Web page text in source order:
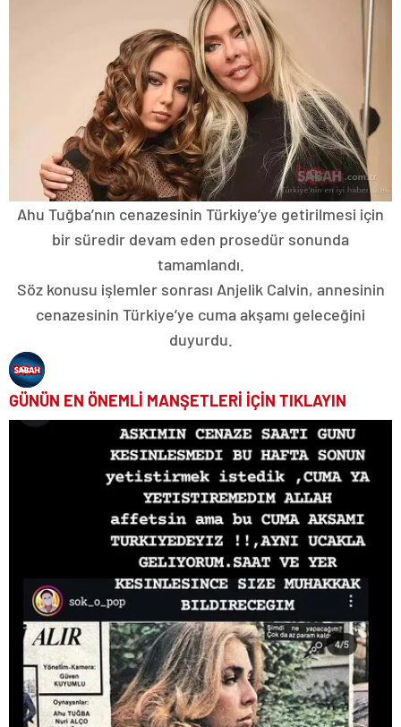
Ahu Tuğba’nın cenazesinin Türkiye’ye getirilmesi için
bir süredir devam eden prosedür sonunda
tamamlandı.
Söz konusu işlemler sonrası Anjelik Calvin, annesinin
cenazesinin Türkiye’ye cuma akşamı geleceğini
duyurdu.
GÜNÜN EN ÖNEMLİ MANŞETLERİ İÇİN TIKLAYIN